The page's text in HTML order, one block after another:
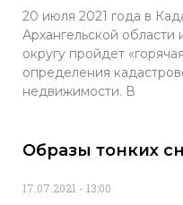
20 июля 2021 года в
Архангельской
округу пройдет
определения
недвижимости. В
Образы тонких
17.07.2021 13:00